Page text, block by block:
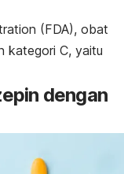
(FDA), obat
kategori C, yaitu
dengan